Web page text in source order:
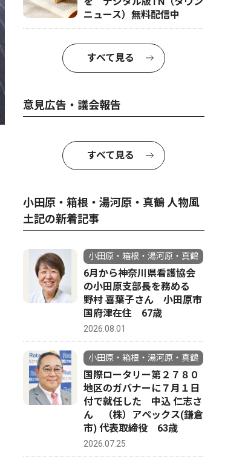
ニュース）無料配信中
すべて見る
意見広告・議会報告
すべて見る
小田原・箱根・湯河原・真鶴 人物風
土記の新着記事
小田原・箱根・湯河原・真鶴
6月から神奈川県看護協会
の小田原支部長を務める
野村 喜葉子さん 小田原市
国府津在住 67歳
2026.08.01
小田原・箱根・湯河原・真鶴
国際ロータリー第２７８０
地区のガバナーに７月１日
付で就任した 中込 仁志さ
ん （株）アペックス(鎌倉
市) 代表取締役 63歳
2026.07.25